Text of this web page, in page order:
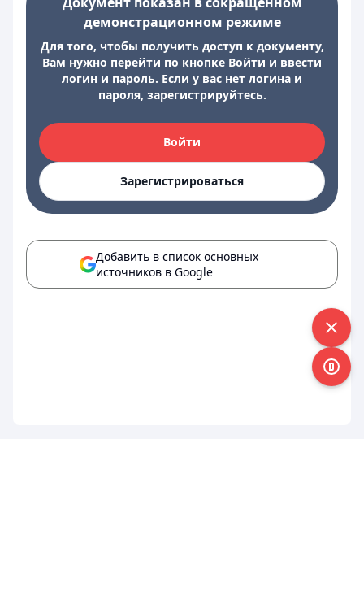
демонстрационном режиме
Для того, чтобы получить доступ к документу,
Вам нужно перейти по кнопке Войти и ввести
логин и пароль. Если у вас нет логина и
пароля, зарегистрируйтесь.
Войти
Зарегистрироваться
Добавить в список основных
источников в Google